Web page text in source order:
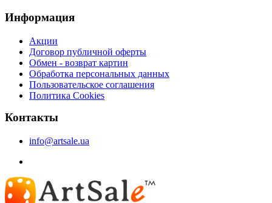
Информация
Акции
Договор публичной оферты
Обмен - возврат картин
Обработка персональных данных
Пользовательское соглашения
Политика Cookies
Контакты
info@artsale.ua